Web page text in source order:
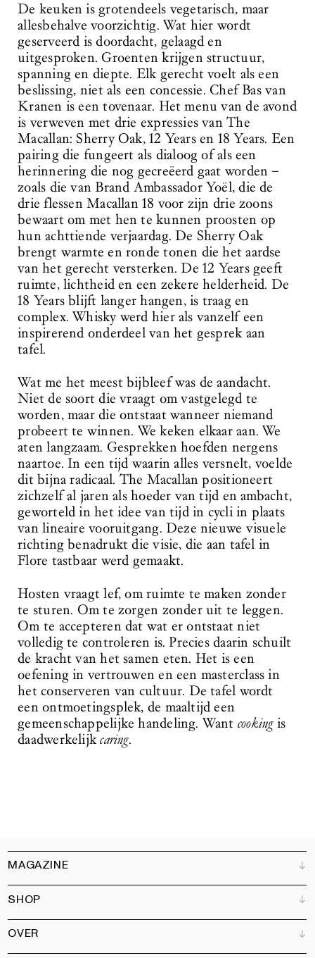
De keuken is grotendeels vegetarisch, maar
allesbehalve voorzichtig. Wat hier wordt
geserveerd is doordacht, gelaagd en
uitgesproken. Groenten krijgen structuur,
spanning en diepte. Elk gerecht voelt als een
beslissing, niet als een concessie. Chef Bas van
Kranen is een tovenaar. Het menu van de avond
is verweven met drie expressies van The
Macallan: Sherry Oak, 12 Years en 18 Years. Een
pairing die fungeert als dialoog of als een
herinnering die nog gecreëerd gaat worden –
zoals die van Brand Ambassador Yoël, die de
drie flessen Macallan 18 voor zijn drie zoons
bewaart om met hen te kunnen proosten op
hun achttiende verjaardag. De Sherry Oak
brengt warmte en ronde tonen die het aardse
van het gerecht versterken. De 12 Years geeft
ruimte, lichtheid en een zekere helderheid. De
18 Years blijft langer hangen, is traag en
complex. Whisky werd hier als vanzelf een
inspirerend onderdeel van het gesprek aan
tafel.
Wat me het meest bijbleef was de aandacht.
Niet de soort die vraagt om vastgelegd te
worden, maar die ontstaat wanneer niemand
probeert te winnen. We keken elkaar aan. We
aten langzaam. Gesprekken hoefden nergens
naartoe. In een tijd waarin alles versnelt, voelde
dit bijna radicaal. The Macallan positioneert
zichzelf al jaren als hoeder van tijd en ambacht,
geworteld in het idee van tijd in cycli in plaats
van lineaire vooruitgang. Deze nieuwe visuele
richting benadrukt die visie, die aan tafel in
Flore tastbaar werd gemaakt.
Hosten vraagt lef, om ruimte te maken zonder
te sturen. Om te zorgen zonder uit te leggen.
Om te accepteren dat wat er ontstaat niet
volledig te controleren is. Precies daarin schuilt
de kracht van het samen eten. Het is een
oefening in vertrouwen en een masterclass in
het conserveren van cultuur. De tafel wordt
een ontmoetingsplek, de maaltijd een
gemeenschappelijke handeling. Want cookingis
daadwerkelijkcaring.
MAGAZINE
Klantenservice
Verkooppunten
Adverteren
Partners
SHOP
Alle producten
Magazine
OVER